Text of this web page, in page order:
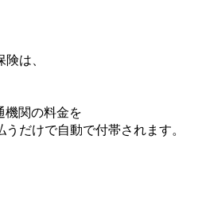
は、
機関の料金を
うだけで自動で付帯されます。